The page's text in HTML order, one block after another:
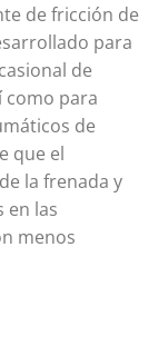
de fricción de
para
de
como para
de
que el
la frenada y
en las
menos